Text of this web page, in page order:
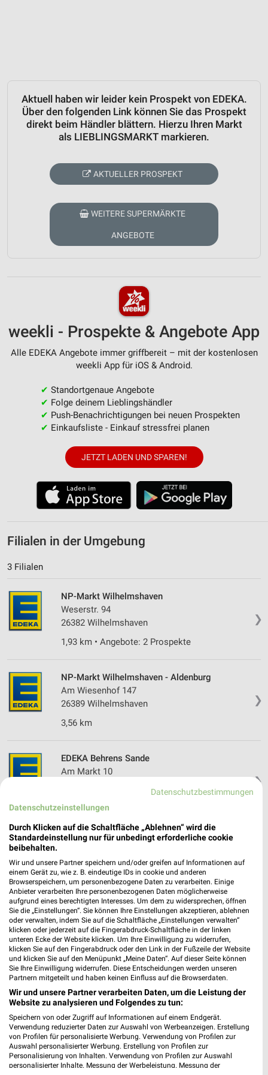
Aktuell haben wir leider kein Prospekt von EDEKA.
Über den folgenden Link können Sie das Prospekt
direkt beim Händler blättern. Hierzu Ihren Markt
als LIEBLINGSMARKT markieren.
AKTUELLER PROSPEKT
WEITERE SUPERMÄRKTE
ANGEBOTE
weekli - Prospekte & Angebote App
Alle EDEKA Angebote immer griffbereit – mit der kostenlosen
weekli App für iOS & Android.
✔ Standortgenaue Angebote
✔ Folge deinem Lieblingshändler
✔ Push-Benachrichtigungen bei neuen Prospekten
✔ Einkaufsliste - Einkauf stressfrei planen
JETZT LADEN UND SPAREN!
Filialen in der Umgebung
3 Filialen
❯
NP-Markt Wilhelmshaven
Weserstr. 94
26382 Wilhelmshaven
1,93 km • Angebote: 2 Prospekte
❯
NP-Markt Wilhelmshaven - Aldenburg
Am Wiesenhof 147
26389 Wilhelmshaven
3,56 km
❯
EDEKA Behrens Sande
Am Markt 10
8,60 km • Angebote: 2 Prospekte
Adresse, Öffnungszeiten und Route für die
EDEKA Brockhage Filiale in Wilhelmshaven
Datenschutzbestimmungen
Datenschutzeinstellungen
Durch Klicken auf die Schaltfläche „Ablehnen“ wird die
Standardeinstellung nur für unbedingt erforderliche cookie
beibehalten.
Wir und unsere Partner speichern und/oder greifen auf Informationen auf
einem Gerät zu, wie z. B. eindeutige IDs in cookie und anderen
Browserspeichern, um personenbezogene Daten zu verarbeiten. Einige
Anbieter verarbeiten Ihre personenbezogenen Daten möglicherweise
aufgrund eines berechtigten Interesses. Um dem zu widersprechen, öffnen
Sie die „Einstellungen“. Sie können Ihre Einstellungen akzeptieren, ablehnen
oder verwalten, indem Sie auf die Schaltfläche „Einstellungen verwalten“
klicken oder jederzeit auf die Fingerabdruck-Schaltfläche in der linken
unteren Ecke der Website klicken. Um Ihre Einwilligung zu widerrufen,
klicken Sie auf den Fingerabdruck oder den Link in der Fußzeile der Website
und klicken Sie auf den Menüpunkt „Meine Daten“. Auf dieser Seite können
Sie Ihre Einwilligung widerrufen. Diese Entscheidungen werden unseren
Partnern mitgeteilt und haben keinen Einfluss auf die Browserdaten.
Wir und unsere Partner verarbeiten Daten, um die Leistung der
Website zu analysieren und Folgendes zu tun:
Speichern von oder Zugriff auf Informationen auf einem Endgerät.
Verwendung reduzierter Daten zur Auswahl von Werbeanzeigen. Erstellung
von Profilen für personalisierte Werbung. Verwendung von Profilen zur
Auswahl personalisierter Werbung. Erstellung von Profilen zur
Personalisierung von Inhalten. Verwendung von Profilen zur Auswahl
personalisierter Inhalte. Messung der Werbeleistung. Messung der